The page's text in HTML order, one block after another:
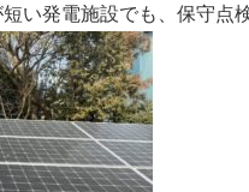
い発電施設でも、保守点